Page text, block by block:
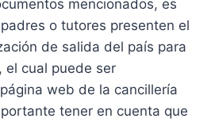
mencionados, es
o tutores presenten el
de salida del país para
el cual puede ser
web de la cancillería
tener en cuenta que